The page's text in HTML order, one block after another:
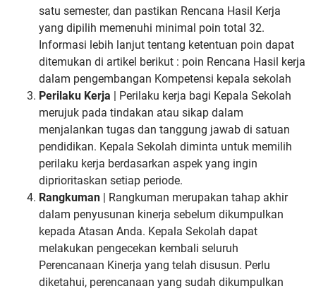
satu semester, dan pastikan Rencana Hasil Kerja
yang dipilih memenuhi minimal poin total 32.
Informasi lebih lanjut tentang ketentuan poin dapat
ditemukan di artikel berikut : poin Rencana Hasil kerja
dalam pengembangan Kompetensi kepala sekolah
Perilaku Kerja | Perilaku kerja bagi Kepala Sekolah
merujuk pada tindakan atau sikap dalam
menjalankan tugas dan tanggung jawab di satuan
pendidikan. Kepala Sekolah diminta untuk memilih
perilaku kerja berdasarkan aspek yang ingin
diprioritaskan setiap periode.
Rangkuman | Rangkuman merupakan tahap akhir
dalam penyusunan kinerja sebelum dikumpulkan
kepada Atasan Anda. Kepala Sekolah dapat
melakukan pengecekan kembali seluruh
Perencanaan Kinerja yang telah disusun. Perlu
diketahui, perencanaan yang sudah dikumpulkan